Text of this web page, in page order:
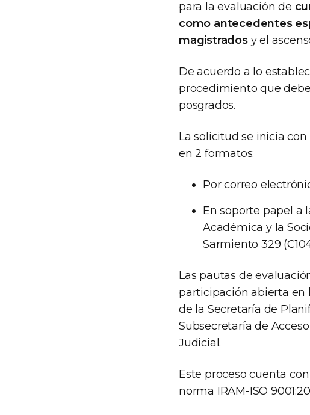
para la evaluación de
como antecedentes
magistradosy el
De acuerdo a lo
procedimiento que
posgrados.
La solicitud se inicia
en 2 formatos:
Por correo
En soporte papel a
Académica y la
Sarmiento 329
Las pautas de
participación abierta en
de la Secretaría de
Subsecretaría de
Judicial.
Este proceso cuenta
norma IRAM-ISO